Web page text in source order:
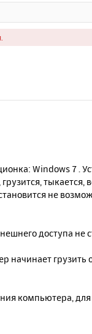
Windows 7 .
не
доступа не
начинает грузить
компьютера,